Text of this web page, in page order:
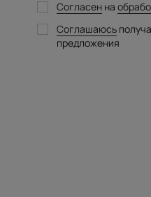
Согласен на
Соглашаюсь
предложения